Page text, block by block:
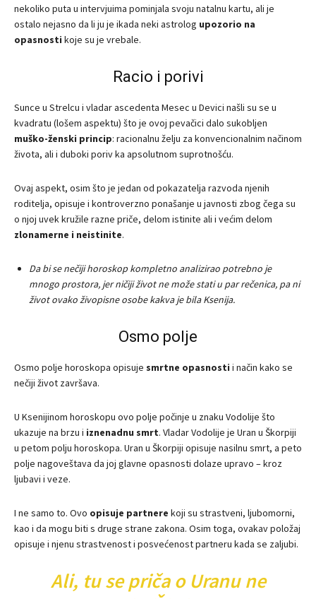
nekoliko puta u intervjuima pominjala svoju natalnu kartu, ali je
ostalo nejasno da li ju je ikada neki astrolog upozorio na
opasnosti koje su je vrebale.
Racio i porivi
Sunce u Strelcu i vladar ascedenta Mesec u Devici našli su se u
kvadratu (lošem aspektu) što je ovoj pevačici dalo sukobljen
muško-ženski princip: racionalnu želju za konvencionalnim načinom
života, ali i duboki poriv ka apsolutnom suprotnošću.
Ovaj aspekt, osim što je jedan od pokazatelja razvoda njenih
roditelja, opisuje i kontroverzno ponašanje u javnosti zbog čega su
o njoj uvek kružile razne priče, delom istinite ali i većim delom
zlonamerne i neistinite.
Da bi se nečiji horoskop kompletno analizirao potrebno je
mnogo prostora, jer ničiji život ne može stati u par rečenica, pa ni
život ovako živopisne osobe kakva je bila Ksenija.
Osmo polje
Osmo polje horoskopa opisuje smrtne opasnosti i način kako se
nečiji život završava.
U Ksenijinom horoskopu ovo polje počinje u znaku Vodolije što
ukazuje na brzu i iznenadnu smrt. Vladar Vodolije je Uran u Škorpiji
u petom polju horoskopa. Uran u Škorpiji opisuje nasilnu smrt, a peto
polje nagoveštava da joj glavne opasnosti dolaze upravo – kroz
ljubavi i veze.
I ne samo to. Ovo opisuje partnere koji su strastveni, ljubomorni,
kao i da mogu biti s druge strane zakona. Osim toga, ovakav položaj
opisuje i njenu strastvenost i posvećenost partneru kada se zaljubi.
Ali, tu se priča o Uranu ne